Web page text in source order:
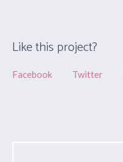
Like this project?
Facebook Twitter